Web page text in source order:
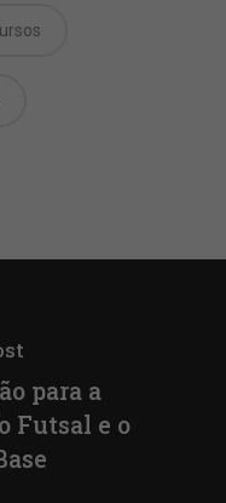
para a
Futsal e o